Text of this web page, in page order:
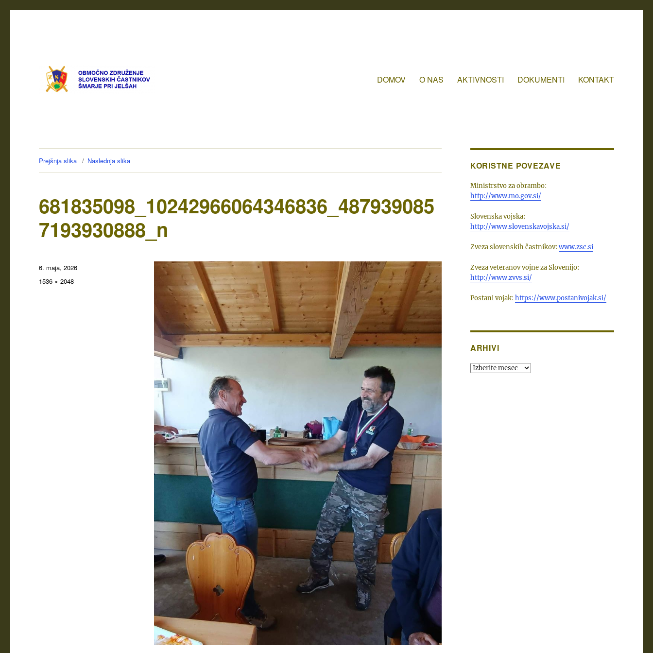
DOMOV O NAS AKTIVNOSTI DOKUMENTI KONTAKT
Prejšnja slika Naslednja slika
681835098_10242966064346836_487939085
7193930888_n
Objavljeno
dne
6. maja, 2026
Polna
1536 × 2048
KORISTNE POVEZAVE
Ministrstvo za obrambo:
http://www.mo.gov.si/
Slovenska vojska:
http://www.slovenskavojska.si/
Zveza slovenskih častnikov: www.zsc.si
Zveza veteranov vojne za Slovenijo:
http://www.zvvs.si/
Postani vojak: https://www.postanivojak.si/
ARHIVI
Arhivi